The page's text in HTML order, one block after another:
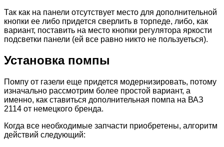
Так как на панели отсутствует место для дополнительной
кнопки ее либо придется сверлить в торпеде, либо, как
вариант, поставить на место кнопки регулятора яркости
подсветки панели (ей все равно никто не пользуеться).
Установка помпы
Помпу от газели еще придется модернизировать, потому
изначально рассмотрим более простой вариант, а
именно, как ставиться дополнительная помпа на ВАЗ
2114 от немецкого бренда.
Когда все необходимые запчасти приобретены, алгоритм
действий следующий: